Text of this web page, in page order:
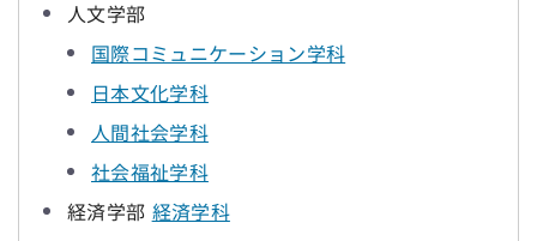
人文学部
国際コミュニケーション学科
日本文化学科
人間社会学科
社会福祉学科
経済学部 経済学科